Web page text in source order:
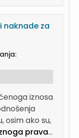
naknade za
iznosa
osim ako su,
prava...